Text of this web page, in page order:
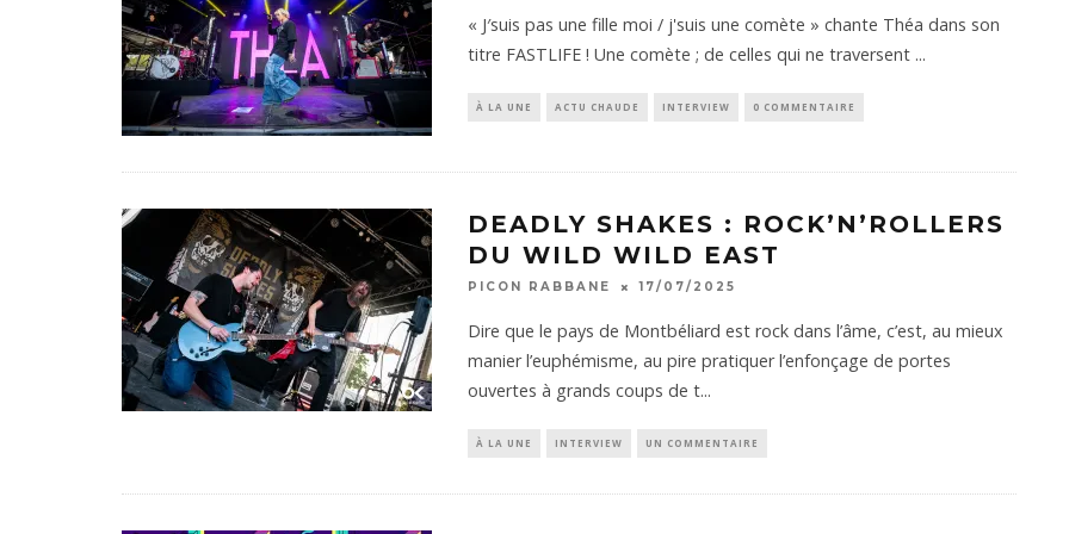
« J′suis pas une fille moi / j'suis une comète » chante Théa dans son
titre FASTLIFE ! Une comète ; de celles qui ne traversent ...
À LA UNE ACTU CHAUDE INTERVIEW 0 COMMENTAIRE
DEADLY SHAKES : ROCK’N’ROLLERS
DU WILD WILD EAST
PICON RABBANE 17/07/2025
Dire que le pays de Montbéliard est rock dans l’âme, c’est, au mieux
manier l’euphémisme, au pire pratiquer l’enfonçage de portes
ouvertes à grands coups de t...
À LA UNE INTERVIEW UN COMMENTAIRE